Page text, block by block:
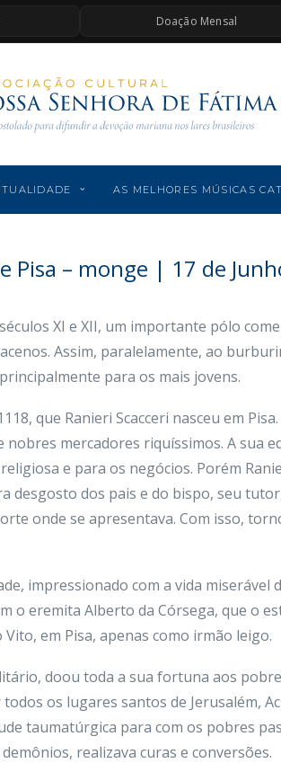
Doação Mensal
AS MELHORES MÚSICAS
Pisa – monge | 17 de
XI e XII, um importante pólo
Assim, paralelamente, ao
para os mais jovens.
que Ranieri Scacceri nasceu em
mercadores riquíssimos. A sua
e para os negócios. Porém
desgosto dos pais e do bispo, seu
onde se apresentava. Com isso,
impressionado com a vida
o eremita Alberto da Córsega, que o
em Pisa, apenas como irmão leigo.
doou toda a sua fortuna aos
os lugares santos de Jerusalém,
taumatúrgica para com os pobres
realizava curas e conversões.